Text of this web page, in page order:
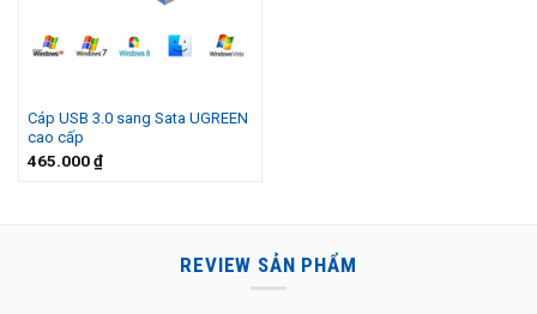
Cáp USB 3.0 sang Sata UGREEN
cao cấp
465.000₫
REVIEW SẢN PHẨM